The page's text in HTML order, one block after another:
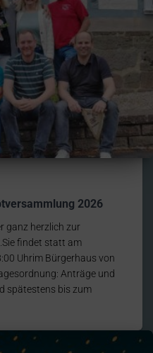
2026
ganz herzlich zur
findet statt am
Uhrim Bürgerhaus von
Anträge und
spätestens bis zum